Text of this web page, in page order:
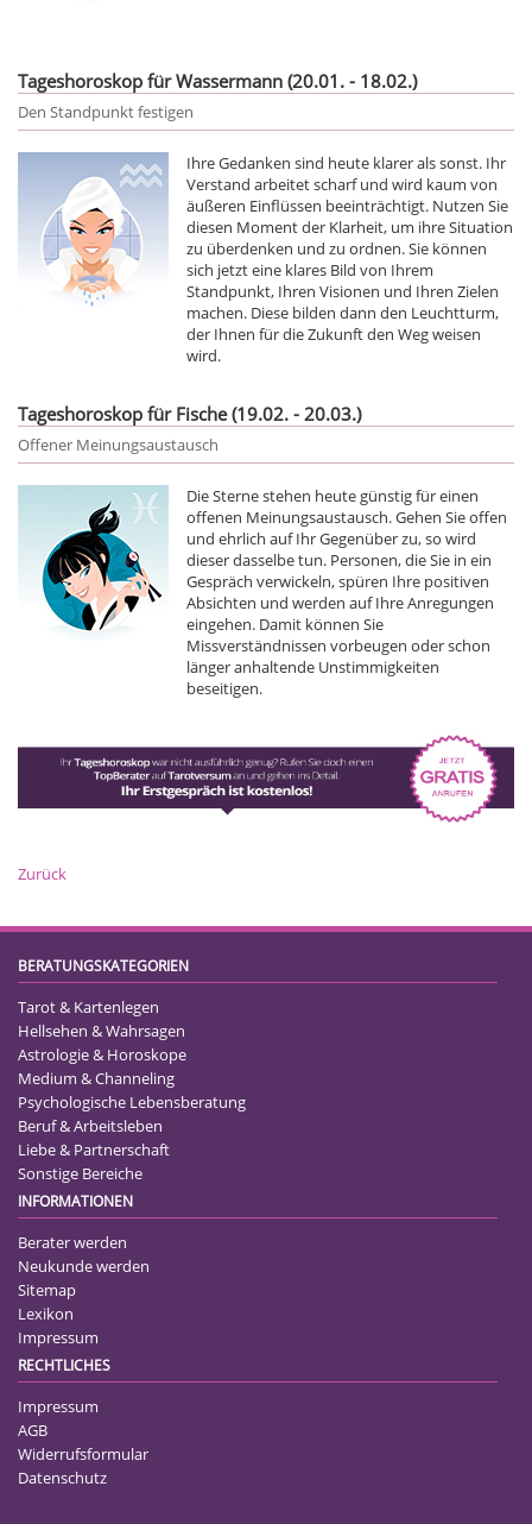
Tageshoroskop für Wassermann (20.01. - 18.02.)
Den Standpunkt festigen
Ihre Gedanken sind heute klarer als sonst. Ihr
Verstand arbeitet scharf und wird kaum von
äußeren Einflüssen beeinträchtigt. Nutzen Sie
diesen Moment der Klarheit, um ihre Situation
zu überdenken und zu ordnen. Sie können
sich jetzt eine klares Bild von Ihrem
Standpunkt, Ihren Visionen und Ihren Zielen
machen. Diese bilden dann den Leuchtturm,
der Ihnen für die Zukunft den Weg weisen
wird.
Tageshoroskop für Fische (19.02. - 20.03.)
Offener Meinungsaustausch
Die Sterne stehen heute günstig für einen
offenen Meinungsaustausch. Gehen Sie offen
und ehrlich auf Ihr Gegenüber zu, so wird
dieser dasselbe tun. Personen, die Sie in ein
Gespräch verwickeln, spüren Ihre positiven
Absichten und werden auf Ihre Anregungen
eingehen. Damit können Sie
Missverständnissen vorbeugen oder schon
länger anhaltende Unstimmigkeiten
beseitigen.
Zurück
BERATUNGSKATEGORIEN
Tarot & Kartenlegen
Hellsehen & Wahrsagen
Astrologie & Horoskope
Medium & Channeling
Psychologische Lebensberatung
Beruf & Arbeitsleben
Liebe & Partnerschaft
Sonstige Bereiche
INFORMATIONEN
Berater werden
Neukunde werden
Sitemap
Lexikon
Impressum
RECHTLICHES
Impressum
AGB
Widerrufsformular
Datenschutz